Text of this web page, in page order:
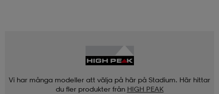
Vi har många modeller att välja på här på Stadium. Här hittar
du fler produkter från HIGH PEAK